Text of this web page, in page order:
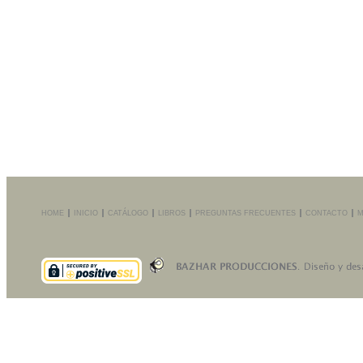
HOME INICIO CATÁLOGO LIBROS PREGUNTAS FRECUENTES CONTACTO